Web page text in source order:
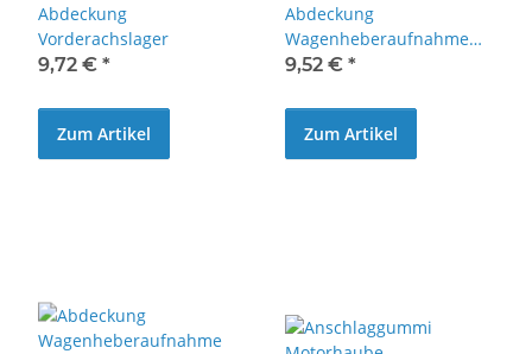
Abdeckung
Vorderachslager
9,72 € *
Zum Artikel
Abdeckung
Wagenheberaufnahme
hinten
9,52 € *
Zum Artikel